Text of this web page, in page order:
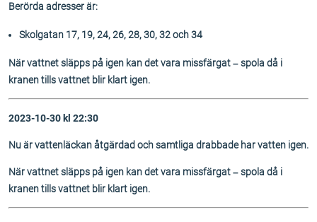
Berörda adresser är:
Skolgatan 17, 19, 24, 26, 28, 30, 32 och 34
När vattnet släpps på igen kan det vara missfärgat – spola då i
kranen tills vattnet blir klart igen.
2023-10-30 kl 22:30
Nu är vattenläckan åtgärdad och samtliga drabbade har vatten igen.
När vattnet släpps på igen kan det vara missfärgat – spola då i
kranen tills vattnet blir klart igen.